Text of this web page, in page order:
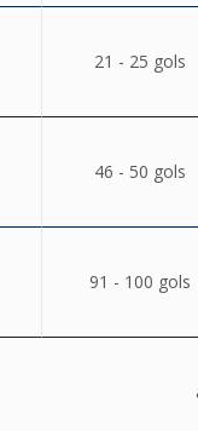
21 - 25 gols
46 - 50 gols
91 - 100 gols